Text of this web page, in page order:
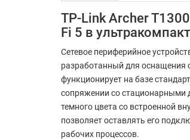
TP-Link Archer
Fi 5 в
Сетевое периферийное
разработанный для оснащения
функционирует на базе
сопряжении со стационарными
темного цвета со встроенной
позволяет оставлять его
рабочих процессов.